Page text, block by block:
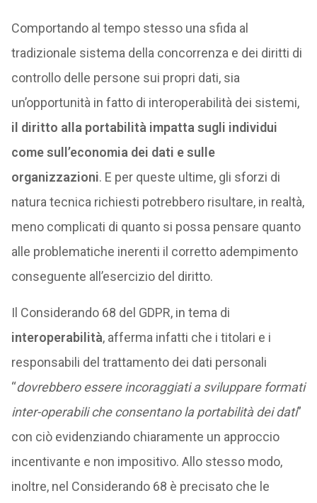
Comportando al tempo stesso una sfida al
tradizionale sistema della concorrenza e dei diritti di
controllo delle persone sui propri dati, sia
un’opportunità in fatto di interoperabilità dei sistemi,
il diritto alla portabilità impatta sugli individui
come sull’economia dei dati e sulle
organizzazioni. E per queste ultime, gli sforzi di
natura tecnica richiesti potrebbero risultare, in realtà,
meno complicati di quanto si possa pensare quanto
alle problematiche inerenti il corretto adempimento
conseguente all’esercizio del diritto.
Il Considerando 68 del GDPR, in tema di
interoperabilità, afferma infatti che i titolari e i
responsabili del trattamento dei dati personali
“dovrebbero essere incoraggiati a sviluppare formati
inter-operabili che consentano la portabilità dei dati”
con ciò evidenziando chiaramente un approccio
incentivante e non impositivo. Allo stesso modo,
inoltre, nel Considerando 68 è precisato che le